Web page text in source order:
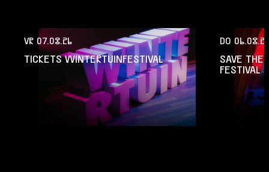
VR 07.08.26
TICKETS WINTERTUINFESTIVAL
DO
SAVE THE
FESTIVAL